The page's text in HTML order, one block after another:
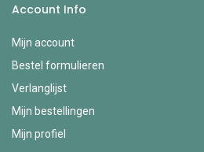
Account Info
Mijn account
Bestel formulieren
Verlanglijst
Mijn bestellingen
Mijn profiel